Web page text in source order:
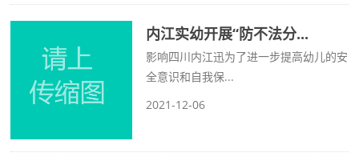
内江实幼开展“防不法分...
影响四川内江迅为了进一步提高幼儿的安
全意识和自我保...
2021-12-06